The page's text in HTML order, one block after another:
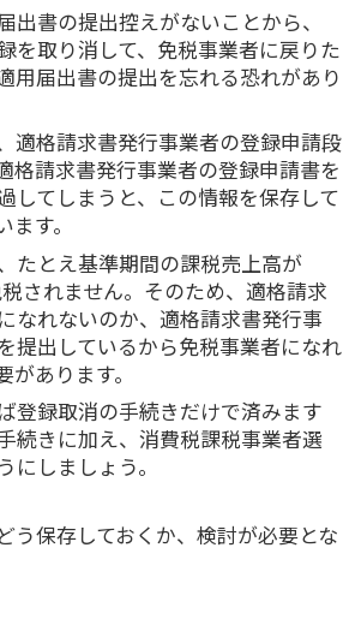
書の提出控えがないことから、
を取り消して、免税事業者に戻りた
用届出書の提出を忘れる恐れがあり
適格請求書発行事業者の登録申請段
格請求書発行事業者の登録申請書を
してしまうと、この情報を保存して
す。
たとえ基準期間の課税売上高が
されません。そのため、適格請求
なれないのか、適格請求書発行事
提出しているから免税事業者になれ
あります。
登録取消の手続きだけで済みます
続きに加え、消費税課税事業者選
しましょう。
う保存しておくか、検討が必要とな